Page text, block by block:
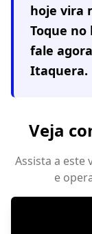
hoje vira
Toque no
fale
Itaquera.
Veja
Assista a este
e